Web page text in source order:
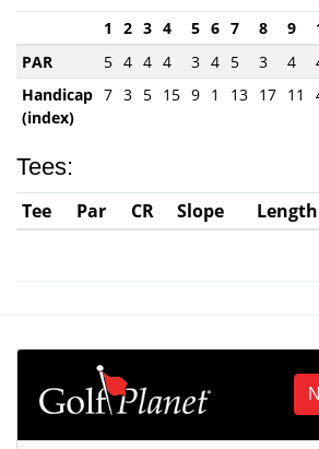
1 2 3 4 5 6 7 8 9
PAR
5 4 4 4 3 4 5 3 4
Handicap
(index)
7 3 5 15 9 1 13 17 11
Tees:
Tee Par CR Slope Length